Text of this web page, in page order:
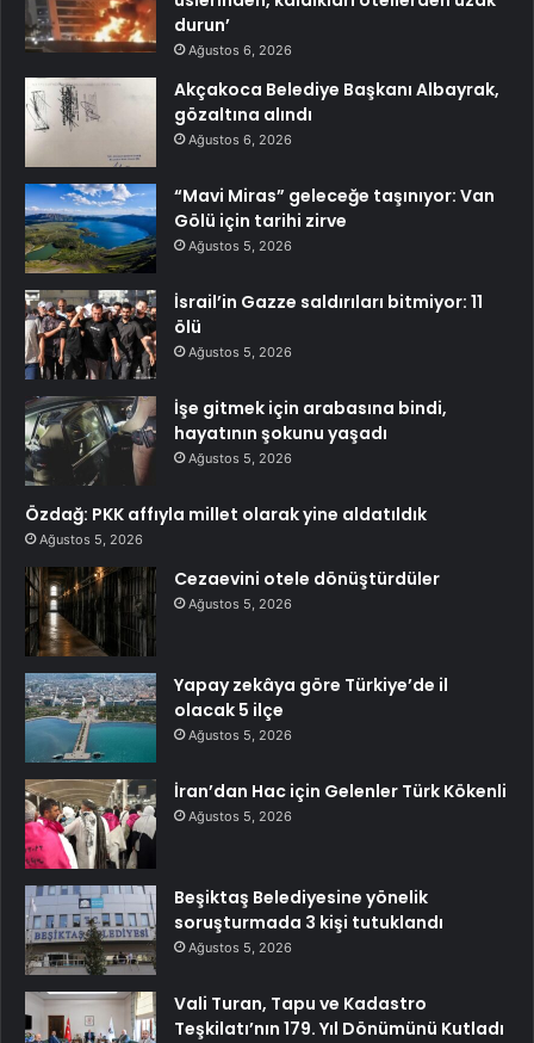
durun’
Ağustos 6, 2026
Akçakoca Belediye Başkanı Albayrak,
gözaltına alındı
Ağustos 6, 2026
“Mavi Miras” geleceğe taşınıyor: Van
Gölü için tarihi zirve
Ağustos 5, 2026
İsrail’in Gazze saldırıları bitmiyor: 11
ölü
Ağustos 5, 2026
İşe gitmek için arabasına bindi,
hayatının şokunu yaşadı
Ağustos 5, 2026
Özdağ: PKK affıyla millet olarak yine aldatıldık
Ağustos 5, 2026
Cezaevini otele dönüştürdüler
Ağustos 5, 2026
Yapay zekâya göre Türkiye’de il
olacak 5 ilçe
Ağustos 5, 2026
İran’dan Hac için Gelenler Türk Kökenli
Ağustos 5, 2026
Beşiktaş Belediyesine yönelik
soruşturmada 3 kişi tutuklandı
Ağustos 5, 2026
Vali Turan, Tapu ve Kadastro
Teşkilatı’nın 179. Yıl Dönümünü Kutladı